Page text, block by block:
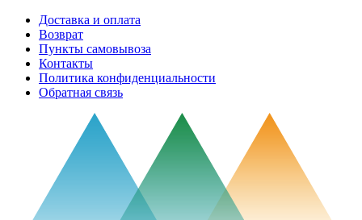
Доставка и оплата
Возврат
Пункты самовывоза
Контакты
Политика конфиденциальности
Обратная связь